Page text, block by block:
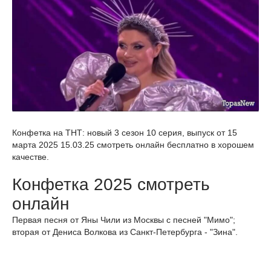
Конфетка на ТНТ: новый 3 сезон 10 серия, выпуск от 15
марта 2025 15.03.25 смотреть онлайн бесплатно в хорошем
качестве.
Конфетка 2025 смотреть
онлайн
Первая песня от Яны Чили из Москвы с песней "Мимо";
вторая от Дениса Волкова из Санкт-Петербурга - "Зина".